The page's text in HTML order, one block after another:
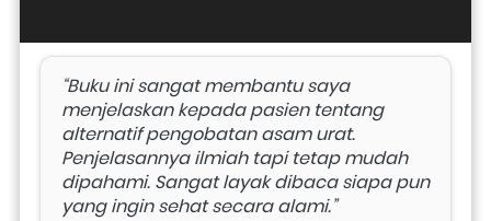
“Buku ini sangat membantu saya
menjelaskan kepada pasien tentang
alternatif pengobatan asam urat.
Penjelasannya ilmiah tapi tetap mudah
dipahami. Sangat layak dibaca siapa pun
yang ingin sehat secara alami.”